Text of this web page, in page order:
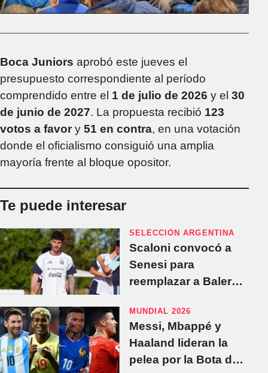
Boca Juniors aprobó este jueves el
presupuesto correspondiente al período
comprendido entre el 1 de julio de 2026 y el 30
de junio de 2027. La propuesta recibió 123
votos a favory 51 en contra, en una votación
donde el oficialismo consiguió una amplia
mayoría frente al bloque opositor.
Te puede interesar
SELECCIÓN ARGENTINA
Scaloni convocó a
Senesi para
reemplazar a Balerdi
MUNDIAL 2026
Messi, Mbappé y
Haaland lideran la
pelea por la Bota de